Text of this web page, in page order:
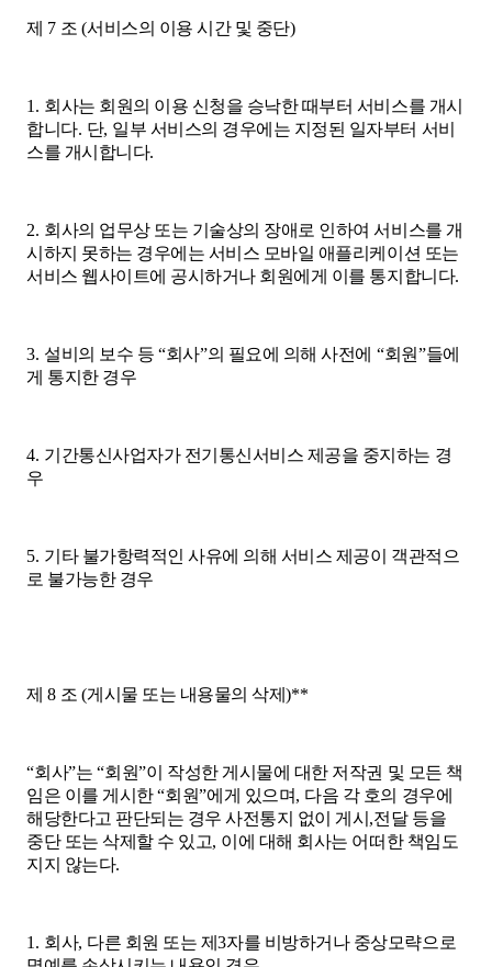
제 7 조(서비스의 이용 시간 및 중단)
1. 회사는 회원의 이용 신청을 승낙한 때부터 서비스를 개시
합니다. 단, 일부 서비스의 경우에는 지정된 일자부터 서비
스를 개시합니다.
2. 회사의 업무상 또는 기술상의 장애로 인하여 서비스를 개
시하지 못하는 경우에는 서비스 모바일 애플리케이션 또는
서비스 웹사이트에 공시하거나 회원에게 이를 통지합니다.
3. 설비의 보수 등 “회사”의 필요에 의해 사전에 “회원”들에
게 통지한 경우
4. 기간통신사업자가 전기통신서비스 제공을 중지하는 경
우
5. 기타 불가항력적인 사유에 의해 서비스 제공이 객관적으
로 불가능한 경우
제8 조(게시물 또는 내용물의 삭제)**
“회사”는“회원”이 작성한 게시물에 대한 저작권 및 모든 책
임은 이를 게시한“회원”에게 있으며, 다음 각 호의 경우에
해당한다고 판단되는 경우 사전통지 없이 게시 ,전달 등을
중단 또는 삭제할 수 있고, 이에 대해 회사는 어떠한 책임도
지지 않는다.
1. 회사, 다른 회원 또는 제3자를 비방하거나 중상모략으로